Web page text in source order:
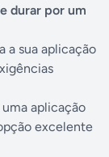
durar por um
a sua aplicação
aplicação
excelente